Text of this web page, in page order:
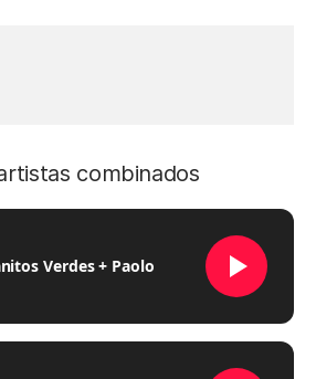
combinados
Verdes + Paolo